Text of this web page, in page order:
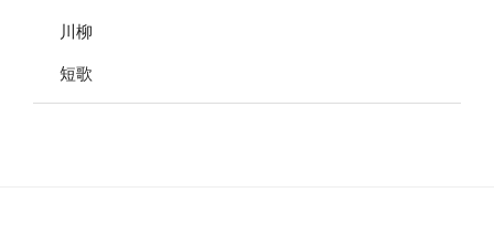
川柳
短歌